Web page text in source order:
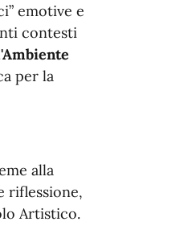
emotive e
contesti
per la
alla
riflessione,
Artistico.